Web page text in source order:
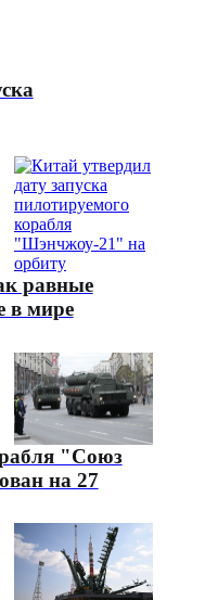
равные
в мире
"Союз
на 27